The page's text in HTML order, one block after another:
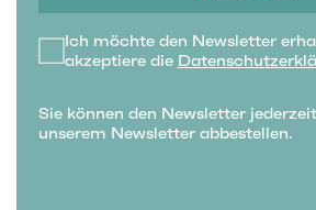
Ich möchte den Newsletter
akzeptiere die
Sie können den Newsletter
unserem Newsletter abbestellen.